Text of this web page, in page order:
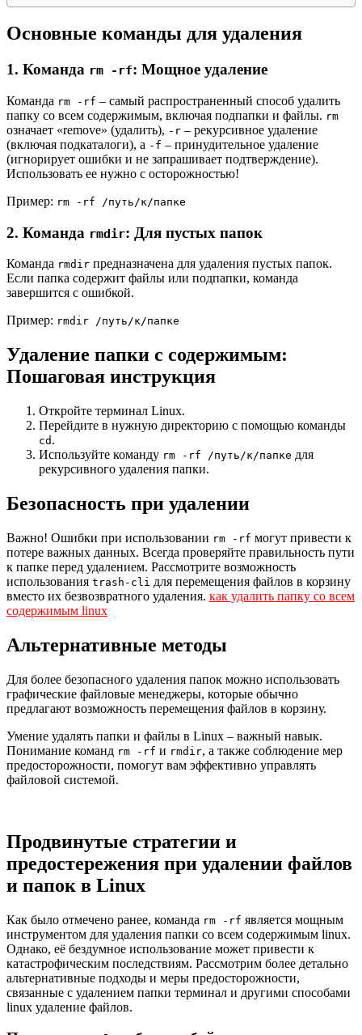
Основные команды для удаления
1. Команда rm -rf: Мощное удаление
Команда rm -rf – самый распространенный способ удалить
папку со всем содержимым, включая подпапки и файлы. rm
означает «remove» (удалить), -r – рекурсивное удаление
(включая подкаталоги), а -f – принудительное удаление
(игнорирует ошибки и не запрашивает подтверждение).
Использовать ее нужно с осторожностью!
Пример: rm -rf /путь/к/папке
2. Команда rmdir: Для пустых папок
Команда rmdir предназначена для удаления пустых папок.
Если папка содержит файлы или подпапки, команда
завершится с ошибкой.
Пример: rmdir /путь/к/папке
Удаление папки с содержимым:
Пошаговая инструкция
Откройте терминал Linux.
Перейдите в нужную директорию с помощью команды
cd .
Используйте команду rm -rf /путь/к/папке для
рекурсивного удаления папки.
Безопасность при удалении
Важно! Ошибки при использовании rm -rf могут привести к
потере важных данных. Всегда проверяйте правильность пути
к папке перед удалением. Рассмотрите возможность
использования trash-cli для перемещения файлов в корзину
вместо их безвозвратного удаления. как удалить папку со всем
содержимым linux
Альтернативные методы
Для более безопасного удаления папок можно использовать
графические файловые менеджеры, которые обычно
предлагают возможность перемещения файлов в корзину.
Умение удалять папки и файлы в Linux – важный навык.
Понимание команд rm -rf и rmdir, а также соблюдение мер
предосторожности, помогут вам эффективно управлять
файловой системой.
Продвинутые стратегии и
предостережения при удалении файлов
и папок в Linux
Как было отмечено ранее, команда rm -rf является мощным
инструментом для удаления папки со всем содержимым linux.
Однако, её бездумное использование может привести к
катастрофическим последствиям. Рассмотрим более детально
альтернативные подходы и меры предосторожности,
связанные с удалением папки терминал и другими способами
linux удаление файлов.